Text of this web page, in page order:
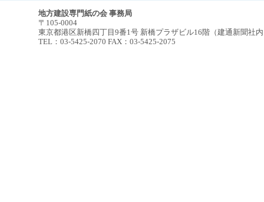
地方建設専門紙の会 事務局
〒105-0004
東京都港区新橋四丁目9番1号 新橋プラザビル16階（建通新聞社
TEL：03-5425-2070 FAX：03-5425-2075